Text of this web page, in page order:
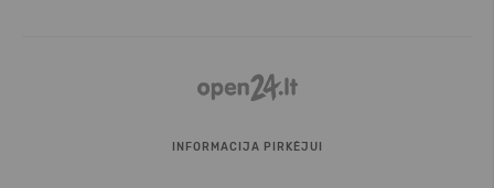
INFORMACIJA PIRKĖJUI